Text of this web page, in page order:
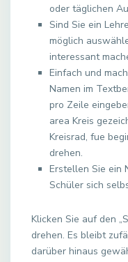
oder täglichen
Sind Sie ein
möglich
interessant
Einfach und
Namen im
pro Zeile
area Kreis
Kreisrad, fue
drehen.
Erstellen Sie ein
Schüler sich
Klicken Sie auf den
drehen. Es bleibt
darüber hinaus